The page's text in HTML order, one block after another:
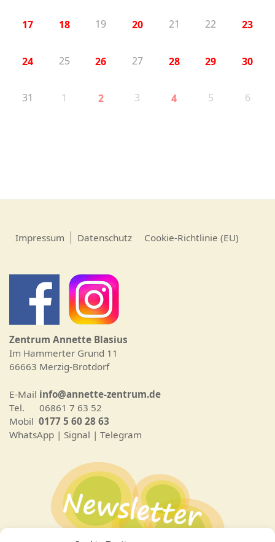
17 18 19 20 21 22 23
24 25 26 27 28 29 30
31 1 2 3 4 5 6
Impressum Datenschutz Cookie-Richtlinie (EU)
Zentrum Annette Blasius
Im Hammerter Grund 11
66663 Merzig-Brotdorf
E-Mail info@annette-zentrum.de
Tel. 06861 7 63 52
Mobil 0177 5 60 28 63
WhatsApp | Signal | Telegram